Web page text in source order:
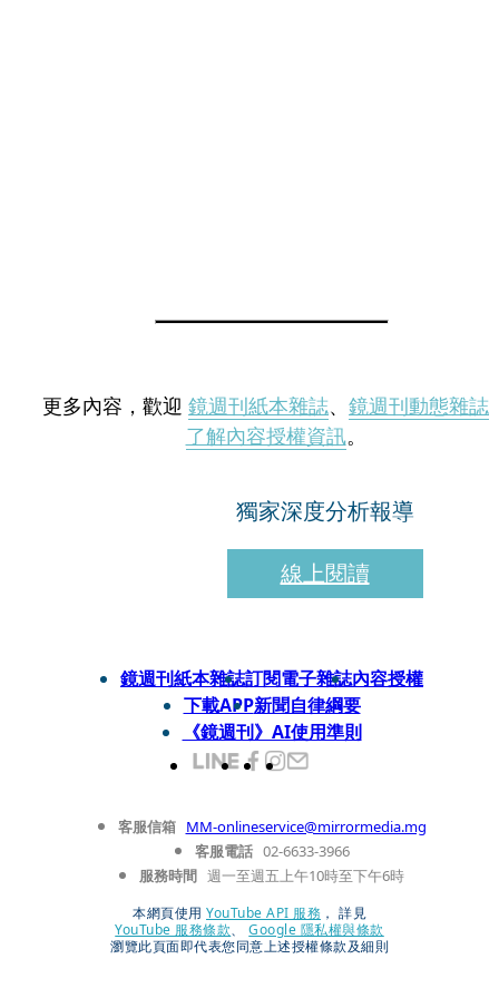
更多內容，歡迎 鏡週刊紙本雜誌、 鏡週刊動態雜誌
了解內容授權資訊。
獨家深度分析報導
線上閱讀
鏡週刊紙本雜誌訂閱電子雜誌內容授權
下載APP新聞自律綱要
《鏡週刊》AI使用準則
客服信箱 MM-onlineservice@mirrormedia.mg
客服電話 02-6633-3966
服務時間 週一至週五上午10時至下午6時
本網頁使用 YouTube API 服務 ， 詳見
YouTube 服務條款、
Google 隱私權與條款
瀏覽此頁面即代表您同意上述授權條款及細則